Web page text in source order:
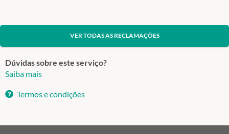
VER TODAS AS RECLAMAÇÕES
Dúvidas sobre este serviço?
Saiba mais
Termos e condições